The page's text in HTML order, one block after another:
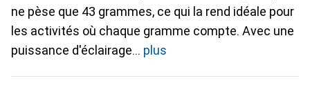
ne pèse que 43 grammes, ce qui la rend idéale pour
les activités où chaque gramme compte. Avec une
puissance d'éclairage
plus